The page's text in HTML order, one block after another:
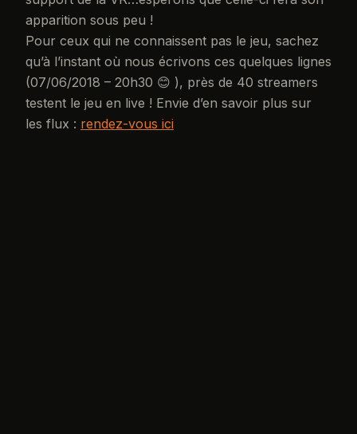
apparition sous peu !
Pour ceux qui ne connaissent pas le jeu, sachez
qu’à l’instant où nous écrivons ces quelques lignes
(07/06/2018 – 20h30 😊 ), près de 40 streamers
testent le jeu en live ! Envie d’en savoir plus sur
les flux : rendez-vous ici